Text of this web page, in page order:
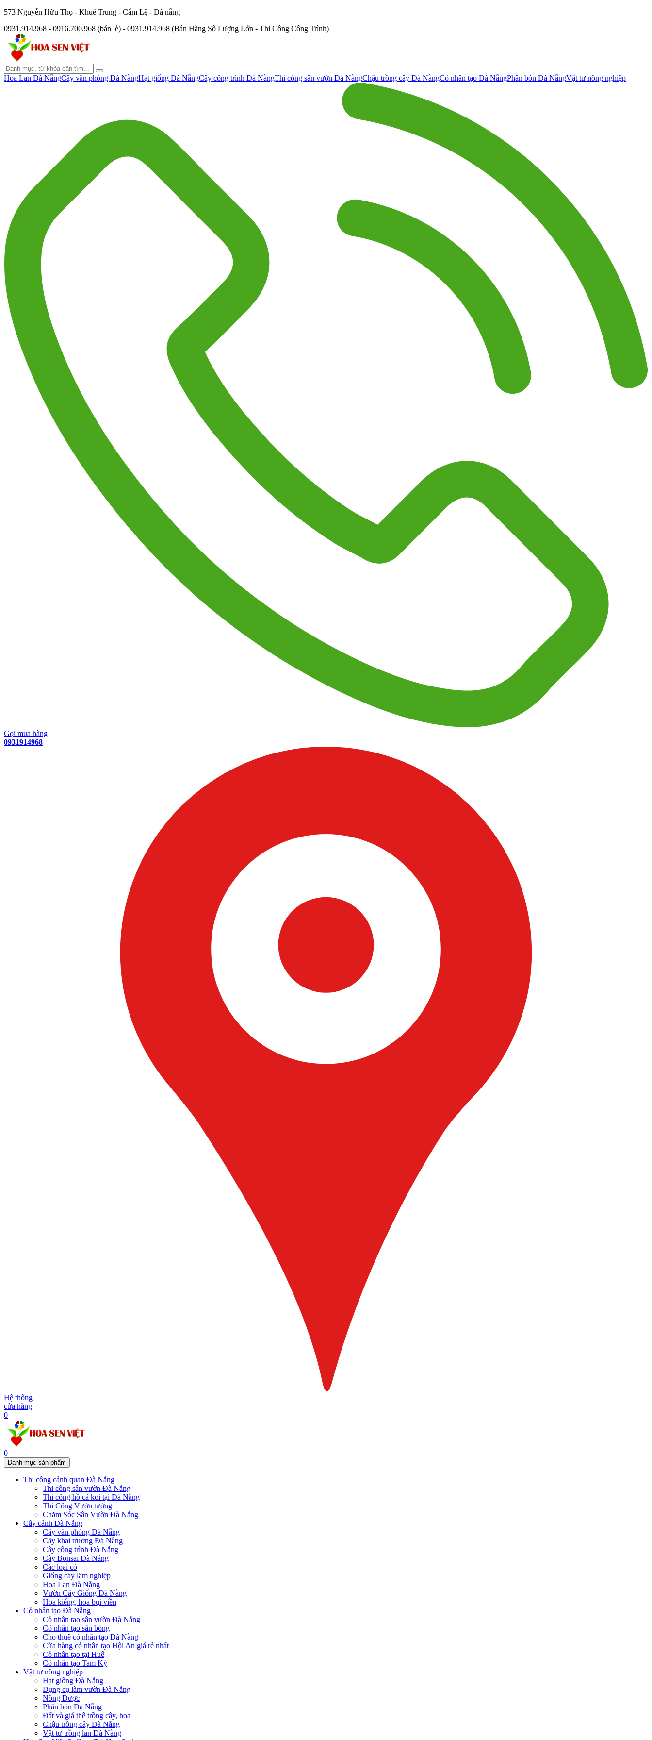
573 Nguyễn Hữu Thọ - Khuê Trung - Cẩm Lệ - Đà nẵng
0931.914.968 - 0916.700.968 (bán lẻ) - 0931.914.968 (Bán Hàng Số Lượng Lớn - Thi Công Công Trình)
Hoa Lan Đà NẵngCây văn phòng Đà NẵngHạt giống Đà NẵngCây công trình Đà NẵngThi công sân vườn Đà NẵngChậu trồng cây Đà NẵngCỏ nhân tạo Đà NẵngPhân bón Đà NẵngVật tư nông nghiệp
Gọi mua hàng
0931914968
Hệ thống
cửa hàng
0
0
Danh mục sản phẩm
Thi công cảnh quan Đà Nẵng
Thi công sân vườn Đà Nẵng
Thi công hồ cá koi tại Đà Nẵng
Thi Công Vườn tường
Chăm Sóc Sân Vườn Đà Nẵng
Cây cảnh Đà Nẵng
Cây văn phòng Đà Nẵng
Cây khai trương Đà Nẵng
Cây công trình Đà Nẵng
Cây Bonsai Đà Nẵng
Các loại cỏ
Giống cây lâm nghiệp
Hoa Lan Đà Nẵng
Vườn Cây Giống Đà Nẵng
Hoa kiểng, hoa bụi viền
Cỏ nhân tạo Đà Nẵng
Cỏ nhân tạo sân vườn Đà Nẵng
Cỏ nhân tạo sân bóng
Cho thuê cỏ nhân tạo Đà Nẵng
Cửa hàng cỏ nhân tạo Hội An giá rẻ nhất
Cỏ nhân tạo tại Huế
Cỏ nhân tạo Tam Kỳ
Vật tư nông nghiệp
Hạt giống Đà Nẵng
Dụng cụ làm vườn Đà Nẵng
Nông Dược
Phân bón Đà Nẵng
Đất và giá thể trồng cây, hoa
Chậu trồng cây Đà Nẵng
Vật tư trồng lan Đà Nẵng